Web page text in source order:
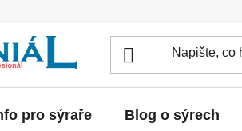
pro sýraře Blog o sýrech